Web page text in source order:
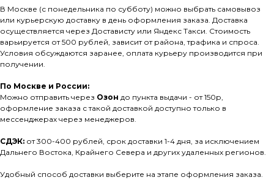
В Москве (с понедельника по субботу) можно выбрать самовывоз
или курьерскую доставку в день оформления заказа. Доставка
осуществляется через Достависту или Яндекс Такси. Стоимость
варьируется от 500 рублей, зависит от района, трафика и спроса.
Условия обсуждаются заранее, оплата курьеру производится при
получении.
По Москве и России:
Можно отправить через Озон до пункта выдачи - от 150р,
оформление заказа с такой доставкой доступно только в
мессенджерах через менеджеров.
СДЭК: от 300-400 рублей, срок доставки 1-4 дня, за исключением
Дальнего Востока, Крайнего Севера и других удаленных регионов.
Удобный способ доставки выберите на этапе оформления заказа.